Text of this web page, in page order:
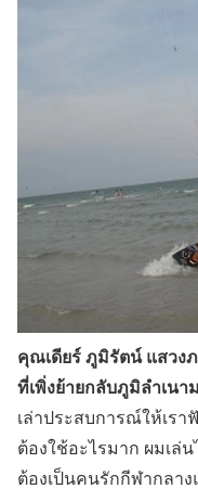
คุณเดียร์ ภูมิรัตน์ แสวง
ที่เพิ่งย้ายกลับภูมิลำเนา
เล่าประสบการณ์ให้เรา
ต้องใช้อะไรมาก ผมเล่
ต้องเป็นคนรักกีฬากลา